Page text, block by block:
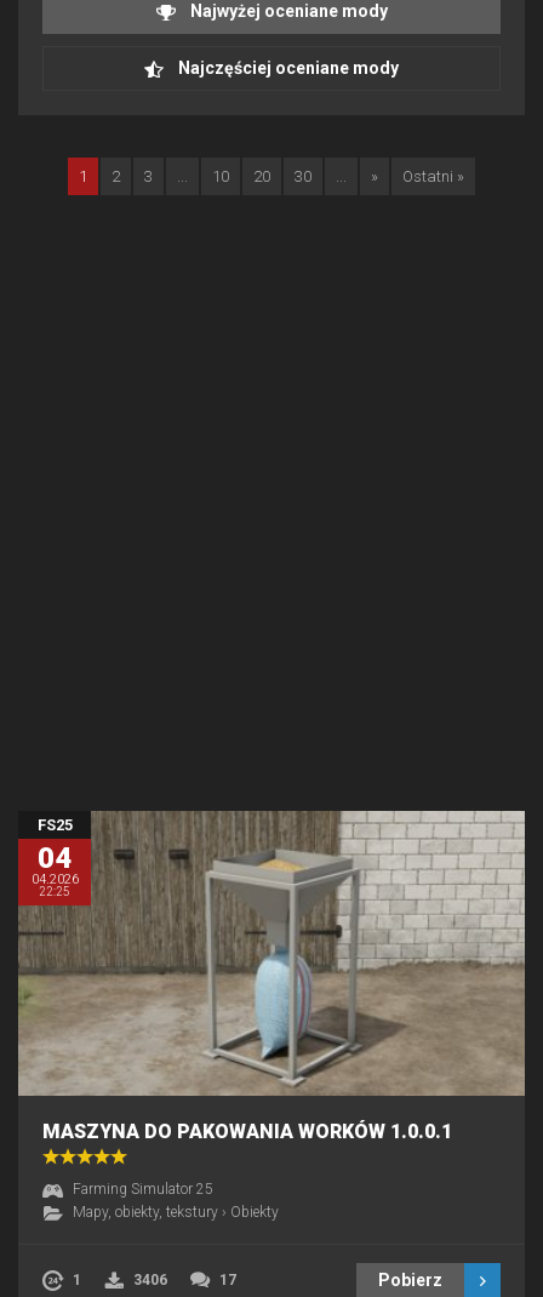
Najwyżej oceniane mody
Najczęściej oceniane mody
1 2 3 ... 10 20 30 ... » Ostatni »
FS25
04
04.2026
22:25
MASZYNA DO PAKOWANIA WORKÓW 1.0.0.1
Farming Simulator 25
Mapy, obiekty, tekstury › Obiekty
1 3406 17 Pobierz